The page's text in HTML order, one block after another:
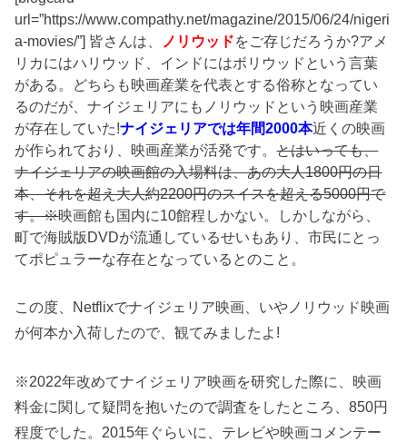
url=”https://www.compathy.net/magazine/2015/06/24/nigeri
a-movies/”] 皆さんは、
ノリウッドをご存じだろうか?アメ
リカにはハリウッド、インドにはボリウッドという言葉
がある。どちらも映画産業を代表とする俗称となってい
るのだが、ナイジェリアにもノリウッドという映画産業
が存在していた!ナイジェリアでは年間2000本近くの映画
が作られており、映画産業が活発です。とはいっても、
ナイジェリアの映画館の入場料は、あの大人1800円の日
本、それを超え大人約2200円のスイスを超える5000円で
す。※映画館も国内に10館程しかない。しかしながら、
町で海賊版DVDが流通しているせいもあり、市民にとっ
てポピュラーな存在となっているとのこと。
この度、Netflixでナイジェリア映画、いやノリウッド映画
が何本か入荷したので、観てみましたよ!
※2022年改めてナイジェリア映画を研究した際に、映画
料金に関して疑問を抱いたので調査をしたところ、850円
程度でした。2015年ぐらいに、テレビや映画コメンテー